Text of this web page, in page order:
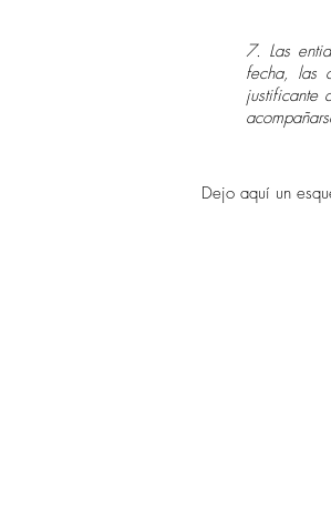
7. Las
fecha, las
justificante
Dejo aquí un